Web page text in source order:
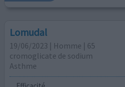
Lomudal
19/06/2023 | Homme | 65
cromoglicate de sodium
Asthme